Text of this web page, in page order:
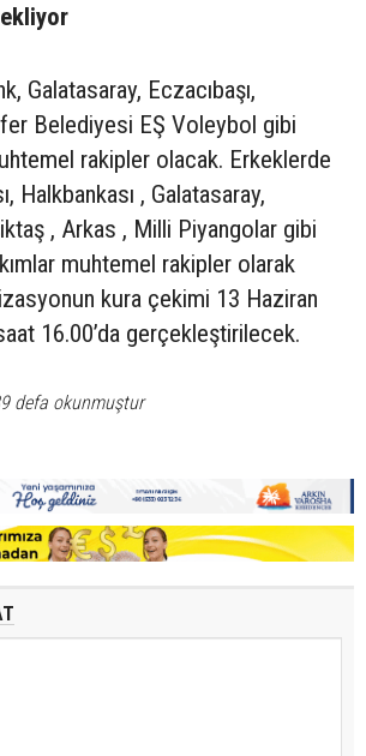
Galatasaray, Eczacıbaşı,
Belediyesi EŞ Voleybol gibi
rakipler olacak. Erkeklerde
Halkbankası , Galatasaray,
, Arkas , Milli Piyangolar gibi
muhtemel rakipler olarak
kura çekimi 13 Haziran
16.00’da gerçekleştirilecek.
defa okunmuştur